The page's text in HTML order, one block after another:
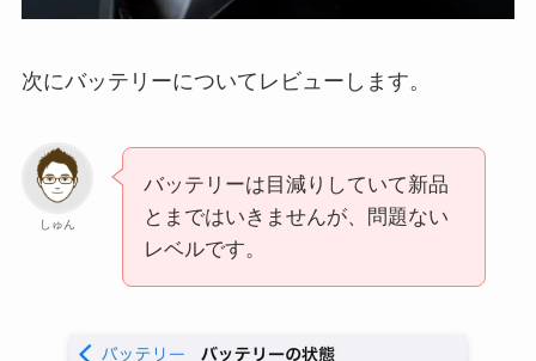
次にバッテリーについてレビューします。
しゅん
バッテリーは目減りしていて新品
とまではいきませんが、問題ない
レベルです。